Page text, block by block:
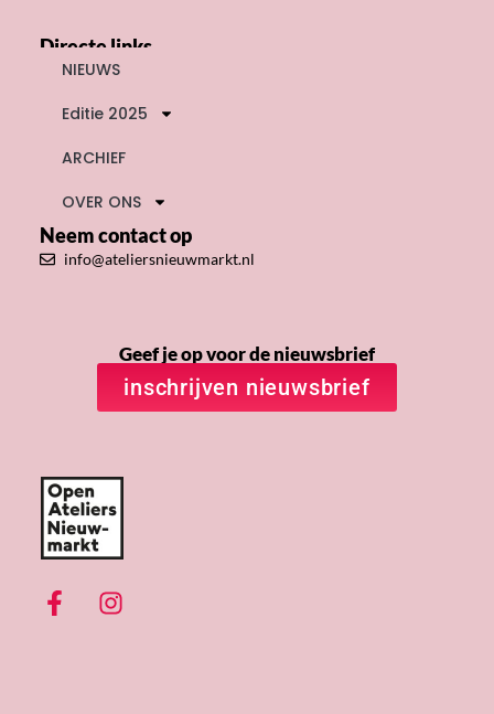
Directe links
NIEUWS
Editie 2025
ARCHIEF
OVER ONS
Neem contact op
info@ateliersnieuwmarkt.nl
Geef je op voor de nieuwsbrief
inschrijven nieuwsbrief